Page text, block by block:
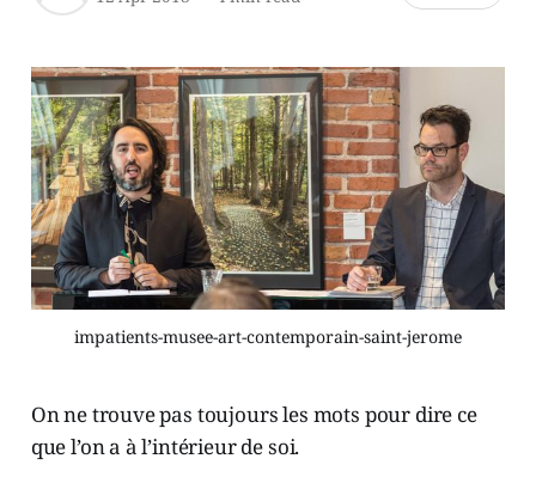
impatients-musee-art-contemporain-saint-jerome
On ne trouve pas toujours les mots pour dire ce
que l’on a à l’intérieur de soi.